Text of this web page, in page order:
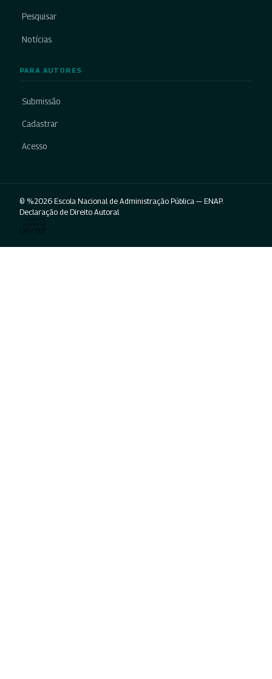
Pesquisar
Notícias
PARA AUTORES
Submissão
Cadastrar
Acesso
© %2026 Escola Nacional de Administração Pública — ENAP.
Declaração de Direito Autoral